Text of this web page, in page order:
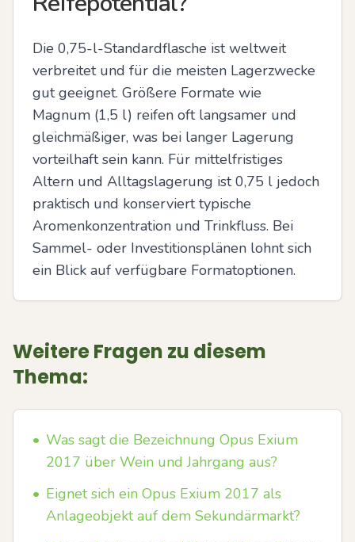
Die 0,75-l-Standardflasche ist weltweit
verbreitet und für die meisten Lagerzwecke
gut geeignet. Größere Formate wie
Magnum (1,5 l) reifen oft langsamer und
gleichmäßiger, was bei langer Lagerung
vorteilhaft sein kann. Für mittelfristiges
Altern und Alltagslagerung ist 0,75 l jedoch
praktisch und konserviert typische
Aromenkonzentration und Trinkfluss. Bei
Sammel- oder Investitionsplänen lohnt sich
ein Blick auf verfügbare Formatoptionen.
Weitere Fragen zu diesem
Thema:
• Was sagt die Bezeichnung Opus Exium
2017 über Wein und Jahrgang aus?
• Eignet sich ein Opus Exium 2017 als
Anlageobjekt auf dem Sekundärmarkt?